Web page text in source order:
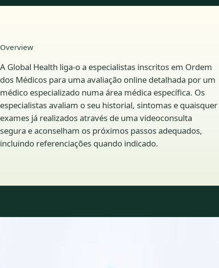
Overview
A Global Health liga-o a especialistas inscritos em Ordem
dos Médicos para uma avaliação online detalhada por um
médico especializado numa área médica específica. Os
especialistas avaliam o seu historial, sintomas e quaisquer
exames já realizados através de uma videoconsulta
segura e aconselham os próximos passos adequados,
incluindo referenciações quando indicado.